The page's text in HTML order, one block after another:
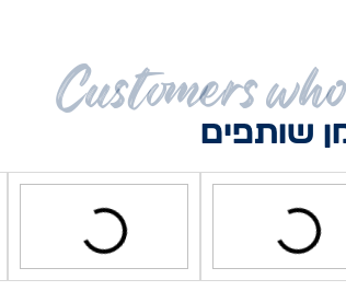
Customers
שותפים